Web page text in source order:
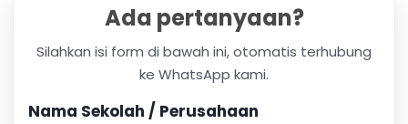
Ada pertanyaan?
Silahkan isi form di bawah ini, otomatis terhubung
ke WhatsApp kami.
Nama Sekolah / Perusahaan